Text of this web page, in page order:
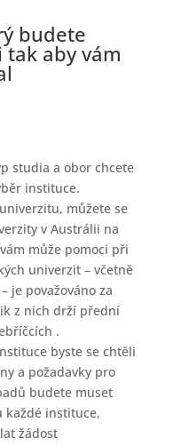
budete
aby vám
studia a obor chcete
instituce.
můžete se
v Austrálii na
může pomoci při
univerzit – včetně
je považováno za
z nich drží přední
.
byste se chtěli
a požadavky pro
budete muset
každé instituce,
žádost